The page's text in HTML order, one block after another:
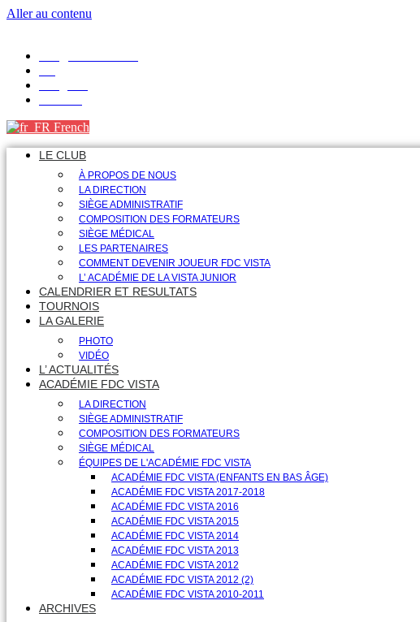
Aller au contenu
French
LE CLUB
À PROPOS DE NOUS
LA DIRECTION
SIÈGE ADMINISTRATIF
COMPOSITION DES FORMATEURS
SIÈGE MÉDICAL
LES PARTENAIRES
COMMENT DEVENIR JOUEUR FDC VISTA
L’ ACADÉMIE DE LA VISTA JUNIOR
CALENDRIER ET RESULTATS
TOURNOIS
LA GALERIE
PHOTO
VIDÉO
L’ ACTUALITÉS
ACADÉMIE FDC VISTA
LA DIRECTION
SIÈGE ADMINISTRATIF
COMPOSITION DES FORMATEURS
SIÈGE MÉDICAL
ÉQUIPES DE L'ACADÉMIE FDC VISTA
ACADÉMIE FDC VISTA (ENFANTS EN BAS ÂGE)
ACADÉMIE FDC VISTA 2017-2018
ACADÉMIE FDC VISTA 2016
ACADÉMIE FDC VISTA 2015
ACADÉMIE FDC VISTA 2014
ACADÉMIE FDC VISTA 2013
ACADÉMIE FDC VISTA 2012
ACADÉMIE FDC VISTA 2012 (2)
ACADÉMIE FDC VISTA 2010-2011
ARCHIVES